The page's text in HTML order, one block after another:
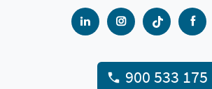
900 533 175